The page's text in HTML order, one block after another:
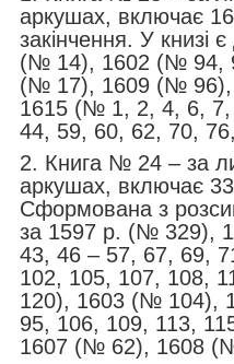
аркушах, включає
закінчення. У книзі
(№ 14), 1602 (№ 94,
(№ 17), 1609 (№
1615 (№ 1, 2, 4, 6,
44, 59, 60, 62, 70,
2. Книга № 24 – за
аркушах, включає
Сформована з
за 1597 р. (№ 329),
43, 46 – 57, 67, 69,
102, 105, 107, 108,
120), 1603 (№ 104),
95, 106, 109, 113,
1607 (№ 62), 1608